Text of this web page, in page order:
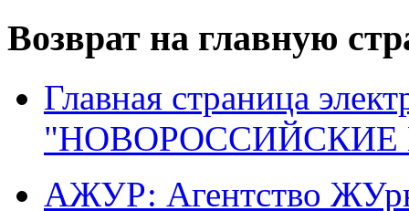
Возврат на главную
Главная страница
"НОВОРОССИЙСКИЕ
АЖУР: Агентство